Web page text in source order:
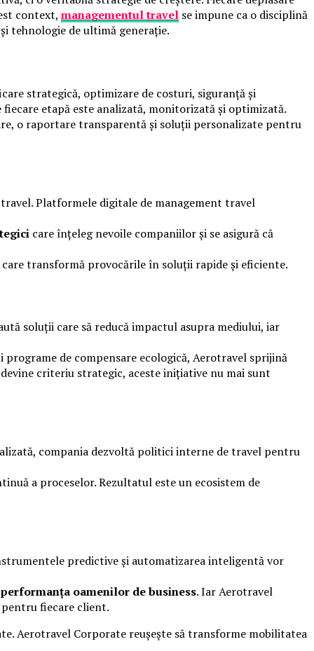
context, managementul travel se impune ca o disciplină
tehnologie de ultimă generație.
strategică, optimizare de costuri, siguranță și
etapă este analizată, monitorizată și optimizată.
o raportare transparentă și soluții personalizate pentru
Platformele digitale de management travel
care înțeleg nevoile companiilor și se asigură că
transformă provocările în soluții rapide și eficiente.
soluții care să reducă impactul asupra mediului, iar
de compensare ecologică, Aerotravel sprijină
criteriu strategic, aceste inițiative nu mai sunt
compania dezvoltă politici interne de travel pentru
a proceselor. Rezultatul este un ecosistem de
predictive și automatizarea inteligentă vor
oamenilor de business. Iar Aerotravel
fiecare client.
Aerotravel Corporate reușește să transforme mobilitatea